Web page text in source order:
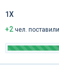
1Х
+2 чел. поставили